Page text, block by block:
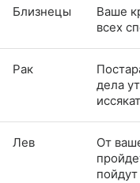
Близнецы
Ваше
всех
Рак
дела
Лев
От